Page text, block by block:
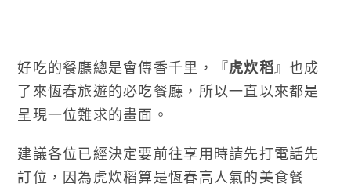
好吃的餐廳總是會傳香千里，『虎炊稻 』也成
了來恆春旅遊的必吃餐廳，所以一直以來都是
呈現一位難求的畫面。
建議各位已經決定要前往享用時請先打電話先
訂位，因為虎炊稻算是恆春高人氣的美食餐